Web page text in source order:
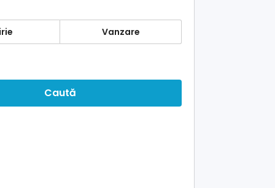
Vanzare
Caută